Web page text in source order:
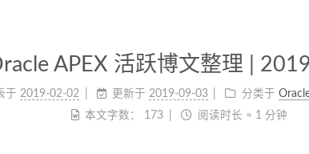
APEX 活跃博文整理 |
于 2019-02-02 更新于 2019-09-03 分类于
本文字数：
173 阅读时长 ≈ 1 分钟